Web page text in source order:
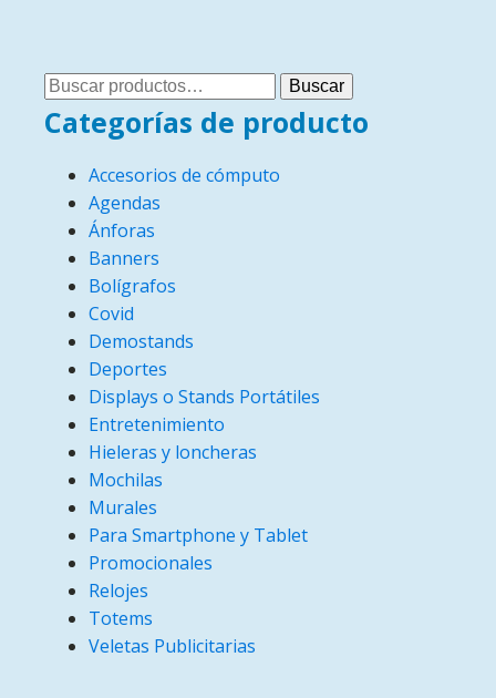
Buscar
por:
Buscar
Categorías de producto
Accesorios de cómputo
Agendas
Ánforas
Banners
Bolígrafos
Covid
Demostands
Deportes
Displays o Stands Portátiles
Entretenimiento
Hieleras y loncheras
Mochilas
Murales
Para Smartphone y Tablet
Promocionales
Relojes
Totems
Veletas Publicitarias